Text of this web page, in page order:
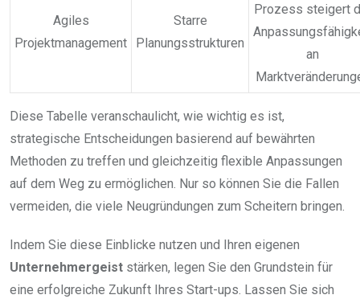
Agiles
Projektmanagement
Starre
Planungsstrukturen
Prozess steigert
an
Diese Tabelle veranschaulicht, wie wichtig es ist,
strategische Entscheidungen basierend auf bewährten
Methoden zu treffen und gleichzeitig flexible Anpassungen
auf dem Weg zu ermöglichen. Nur so können Sie die Fallen
vermeiden, die viele Neugründungen zum Scheitern bringen.
Indem Sie diese Einblicke nutzen und Ihren eigenen
Unternehmergeist stärken, legen Sie den Grundstein für
eine erfolgreiche Zukunft Ihres Start-ups. Lassen Sie sich